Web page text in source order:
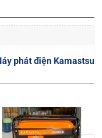
phát điện Kamastsu